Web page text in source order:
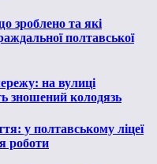
зроблено та які
полтавської
на вулиці
зношений колодязь
у полтавському ліцеї
роботи